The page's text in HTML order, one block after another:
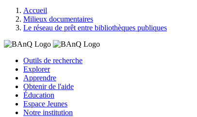
Accueil
Milieux documentaires
Le réseau de prêt entre bibliothèques publiques
Outils de recherche
Explorer
Apprendre
Obtenir de l'aide
Éducation
Espace Jeunes
Notre institution